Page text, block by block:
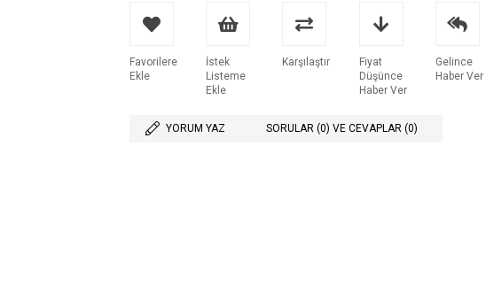
Favorilere
Ekle
İstek
Listeme
Ekle
Karşılaştır
Fiyat
Düşünce
Haber Ver
Gelince
Haber Ver
YORUM YAZ SORULAR (0) VE CEVAPLAR (0)